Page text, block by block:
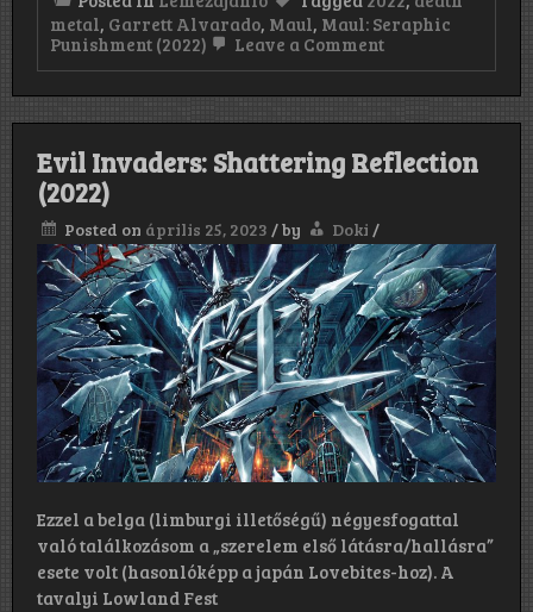
metal, Garrett Alvarado, Maul, Maul: Seraphic
Punishment (2022)
Leave a Commenton
Punishment
(2022)
Evil Invaders: Shattering Reflection
(2022)
Posted on április 25, 2023 /by Doki /
Ezzel a belga (limburgi illetőségű) négyesfogattal
való találkozásom a „szerelem első látásra/hallásra”
esete volt (hasonlóképp a japán Lovebites-hoz). A
tavalyi Lowland Fest